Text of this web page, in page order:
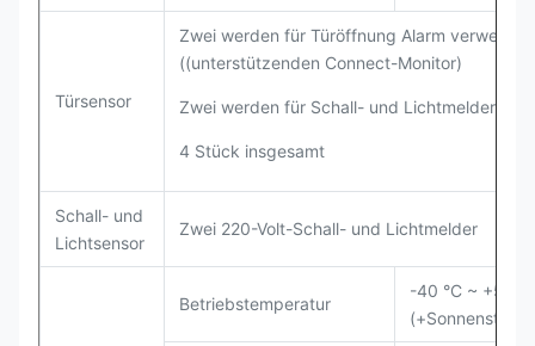
Türsensor
Zwei werden für Türöffnung Alarm verwendet
((unterstützenden Connect-Monitor)
Zwei werden für Schall- und Lichtmelder
4 Stück insgesamt
Schall- und
Lichtsensor
Zwei 220-Volt-Schall- und Lichtmelder
Betriebstemperatur
-40 °C ~ +55